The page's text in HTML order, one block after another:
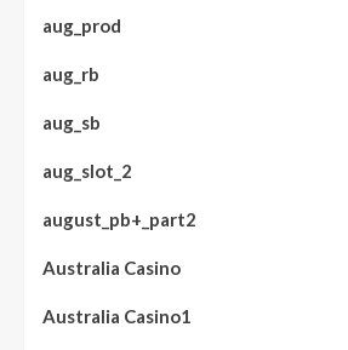
aug_prod
aug_rb
aug_sb
aug_slot_2
august_pb+_part2
Australia Casino
Australia Casino1